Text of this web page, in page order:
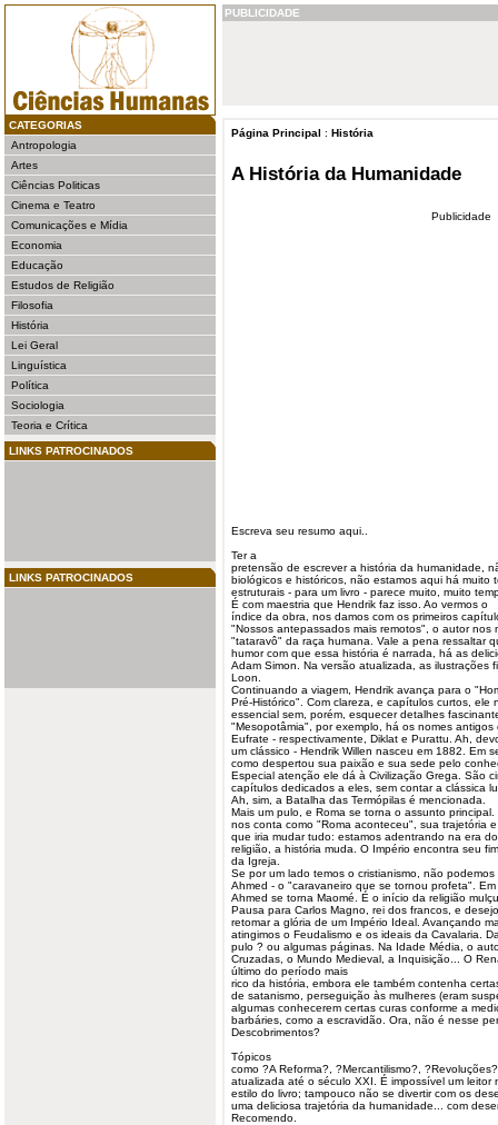
CATEGORIAS
Antropologia
Artes
Ciências Politicas
Cinema e Teatro
Comunicações e Mídia
Economia
Educação
Estudos de Religião
Filosofia
História
Lei Geral
Linguística
Política
Sociologia
Teoria e Crítica
LINKS PATROCINADOS
LINKS PATROCINADOS
PUBLICIDADE
Página Principal : História
A História da Humanidade
Publicidade
Escreva seu resumo aqui..
Ter a
pretensão de escrever a história da humanidade ,
biológicos e históricos, não estamos aqui há muito
estruturais - para um livro - parece muito, muito
É com maestria que Hendrik faz isso. Ao vermos o
índice da obra, nos damos com os primeiros
"Nossos antepassados mais remotos", o autor nos
"tataravô" da raça humana. Vale a pena ressaltar
humor com que essa história é narrada, há as
Adam Simon. Na versão atualizada, as ilustrações
Loon.
Continuando a viagem, Hendrik avança para o
Pré-Histórico". Com clareza, e capítulos curtos, ele
essencial sem, porém, esquecer detalhes
"Mesopotâmia", por exemplo, há os nomes antigos
Eufrate - respectivamente, Diklat e Purattu. Ah,
um clássico - Hendrik Willen nasceu em 1882. Em
como despertou sua paixão e sua sede pelo
Especial atenção ele dá à Civilização Grega. São
capítulos dedicados a eles, sem contar a clássica
Ah, sim, a Batalha das Termópilas é mencionada.
Mais um pulo, e Roma se torna o assunto principal.
nos conta como "Roma aconteceu", sua trajetória
que iria mudar tudo: estamos adentrando na era
religião, a história muda. O Império encontra seu
da Igreja.
Se por um lado temos o cristianismo, não
Ahmed - o "caravaneiro que se tornou profeta".
Ahmed se torna Maomé. É o início da religião
Pausa para Carlos Magno, rei dos francos, e
retomar a glória de um Império Ideal. Avançando
atingimos o Feudalismo e os ideais da Cavalaria.
pulo ? ou algumas páginas. Na Idade Média, o
Cruzadas, o Mundo Medieval, a Inquisição... O
último do período mais
rico da história, embora ele também contenha
de satanismo, perseguição às mulheres (eram
algumas conhecerem certas curas conforme a
barbáries, como a escravidão. Ora, não é nesse
Descobrimentos?
Tópicos
como ?A Reforma?, ?Mercantilismo?,
atualizada até o século XXI. É impossível um leitor
estilo do livro; tampouco não se divertir com os
uma deliciosa trajetória da humanidade... com
Recomendo.